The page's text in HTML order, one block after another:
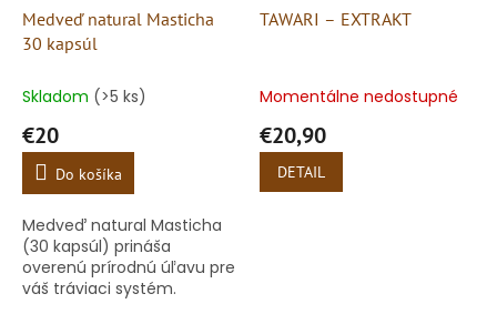
Medveď natural Masticha
30 kapsúl
Skladom (>5 ks)
€20
Do košíka
Medveď natural Masticha
(30 kapsúl) prináša
overenú prírodnú úľavu pre
váš tráviaci systém.
TAWARI – EXTRAKT
Momentálne nedostupné
€20,90
DETAIL